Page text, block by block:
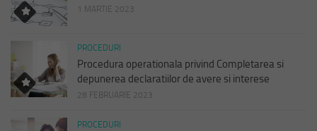
1 MARTIE 2023
PROCEDURI
Procedura operationala privind Completarea si
depunerea declaratiilor de avere si interese
28 FEBRUARIE 2023
PROCEDURI